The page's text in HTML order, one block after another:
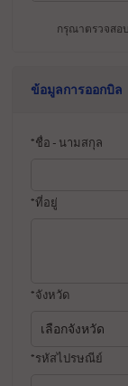
กรุณาตรวจสอ
ข้อมูลการออกบิล
*ชื่อ - นามสกุล
*ที่อยู่
*จังหวัด
*รหัสไปรษณีย์